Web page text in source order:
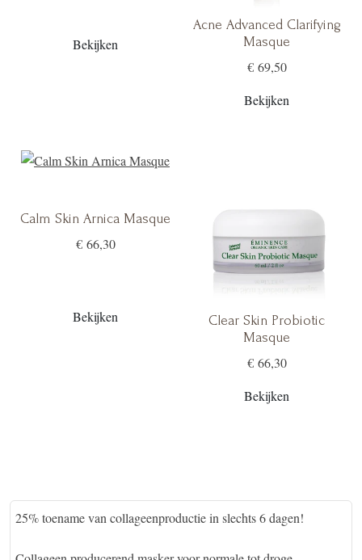
Bekijken
Acne Advanced Clarifying
Masque
€ 69,50
Bekijken
Calm Skin Arnica Masque
€ 66,30
Bekijken
Clear Skin Probiotic
Masque
€ 66,30
Bekijken
25% toename van collageenproductie in slechts 6 dagen!